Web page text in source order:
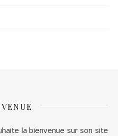
la bienvenue sur son site